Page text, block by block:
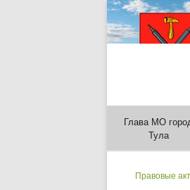
Глава МО
Тула
Правовые